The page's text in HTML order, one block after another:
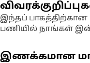
இந்தப் பாகத்திற்கான
பணியில் நாங்கள்
இணக்கமான